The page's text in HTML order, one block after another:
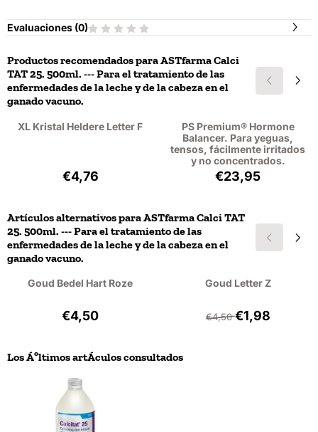
Evaluaciones (0)
Productos recomendados paraASTfarma Calci
TAT 25. 500ml. --- Para el tratamiento de las
enfermedades de la leche y de la cabeza en el
ganado vacuno.
XL Kristal Heldere Letter F
Precio: 4,76, sin IVA: 3,93
€4,76
PS Premium® Hormone
Balancer. Para yeguas,
tensos, fácilmente irritados
y no concentrados.
Precio: 23,95,
€23,95
Artículos alternativos paraASTfarma Calci TAT
25. 500ml. --- Para el tratamiento de las
enfermedades de la leche y de la cabeza en el
ganado vacuno.
Goud Bedel Hart Roze
Precio: 4,50, sin IVA: 3,72
€4,50
Goud Letter Z
Por 4,50 para
€4,50€1,98
Los Áºltimos artÁ­culos consultados